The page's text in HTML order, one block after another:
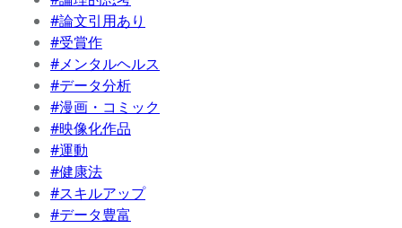
#論文引用あり
#受賞作
#メンタルヘルス
#データ分析
#漫画・コミック
#映像化作品
#運動
#健康法
#スキルアップ
#データ豊富